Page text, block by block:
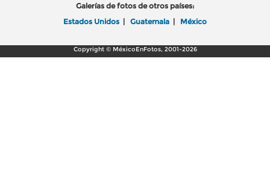
Galerías de fotos de otros países:
Estados Unidos | Guatemala | México
Copyright © MéxicoEnFotos, 2001-2026